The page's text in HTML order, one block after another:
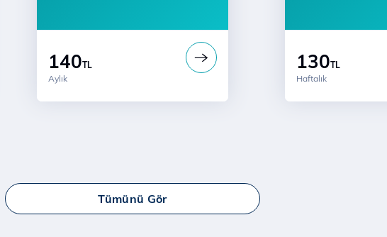
140TL
Aylık
130TL
Haftalık
Tümünü Gör